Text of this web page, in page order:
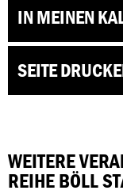
IN MEINEN
SEITE
WEITERE
REIHE BÖLL